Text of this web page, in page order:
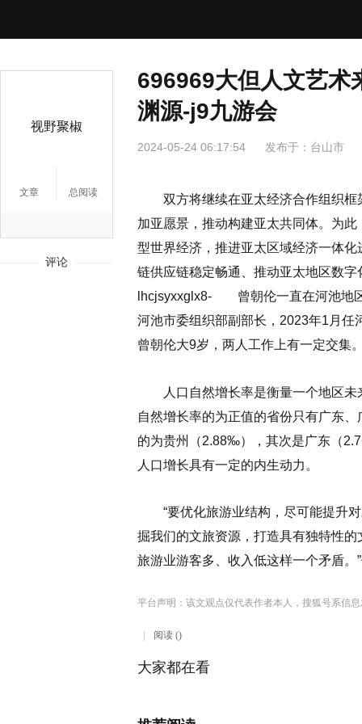
视野聚椒
文章 总阅读
评论
696969大但人文艺术
渊源-j9九游会
2024-05-24 06:17:54 发布于： 台山市
双方将继续在亚太经济合作组织框
加亚愿景，推动构建亚太共同体。为
型世界经济，推进亚太区域经济一体
链供应链稳定畅通、推动亚太地区数
lhcjsyxxglx8- 曾朝伦一直在河池地
河池市委组织部副部长，2023年1月任
曾朝伦大9岁，两人工作上有一定交集
人口自然增长率是衡量一个地区未
自然增长率的为正值的省份只有广东
的为贵州（2.88‰），其次是广东（
人口增长具有一定的内生动力。
“要优化旅游业结构，尽可能提升对
掘我们的文旅资源，打造具有独特性
旅游业游客多、收入低这样一个矛盾。
平台声明：该文观点仅代表作者本人，搜狐号系信
阅读 ()
大家都在看